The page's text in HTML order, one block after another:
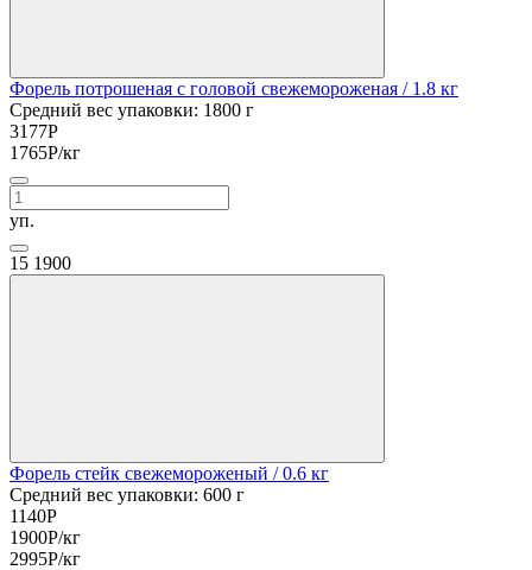
Форель потрошеная с головой свежемороженая / 1.8 кг
Средний вес упаковки: 1800 г
3177Р
1765Р/кг
уп.
15 1900
Форель стейк свежемороженый / 0.6 кг
Средний вес упаковки: 600 г
1140Р
1900Р/кг
2995Р/кг